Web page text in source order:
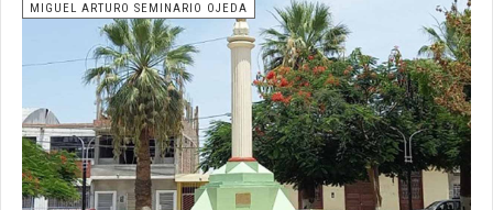
MIGUEL ARTURO SEMINARIO OJEDA